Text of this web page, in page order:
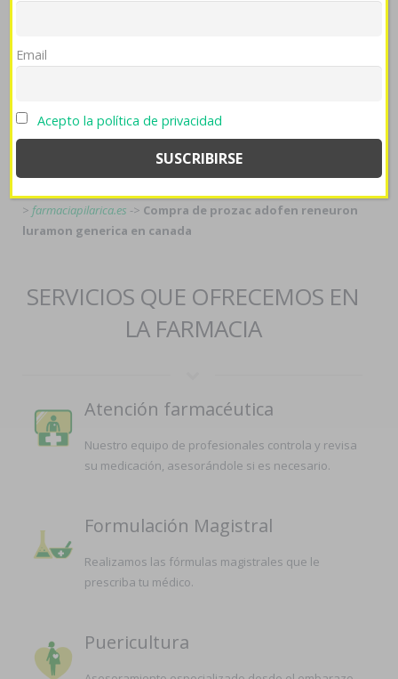
www.imontes.eu->https://obili.cz/obili-flagyl-entizol-deflamon-
https://www.lebbb.org/buy-cheap-vesicare-generic-india-lebbb->
https://farmaciapilarica.es/pilaricameds-se-puede-comprar-axiago-
arapaxel daparox frosinor seroxat xetin motivan contra reembolso
> farmaciapilarica.es -> Compra de prozac adofen reneuron
luramon generica en canada
SERVICIOS QUE OFRECEMOS EN
LA FARMACIA
Atención farmacéutica
Nuestro equipo de profesionales controla y revisa
su medicación, asesorándole si es necesario.
Formulación Magistral
Realizamos las fórmulas magistrales que le
prescriba tu médico.
Puericultura
Email
Acepto la política de privacidad